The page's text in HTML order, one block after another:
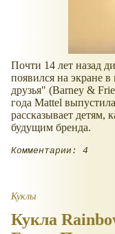
Почти 14 лет назад
появился на экране
друзья" (Barney &
года Mattel
рассказывает детям,
будущим бренда.
Комментарии: 4
Куклы
Кукла